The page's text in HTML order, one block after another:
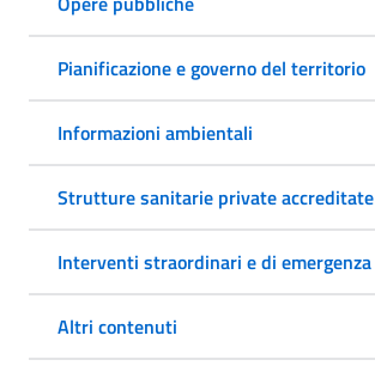
Pianificazione e governo del territorio
Informazioni ambientali
Strutture sanitarie private accreditate
Interventi straordinari e di emergenza
Altri contenuti